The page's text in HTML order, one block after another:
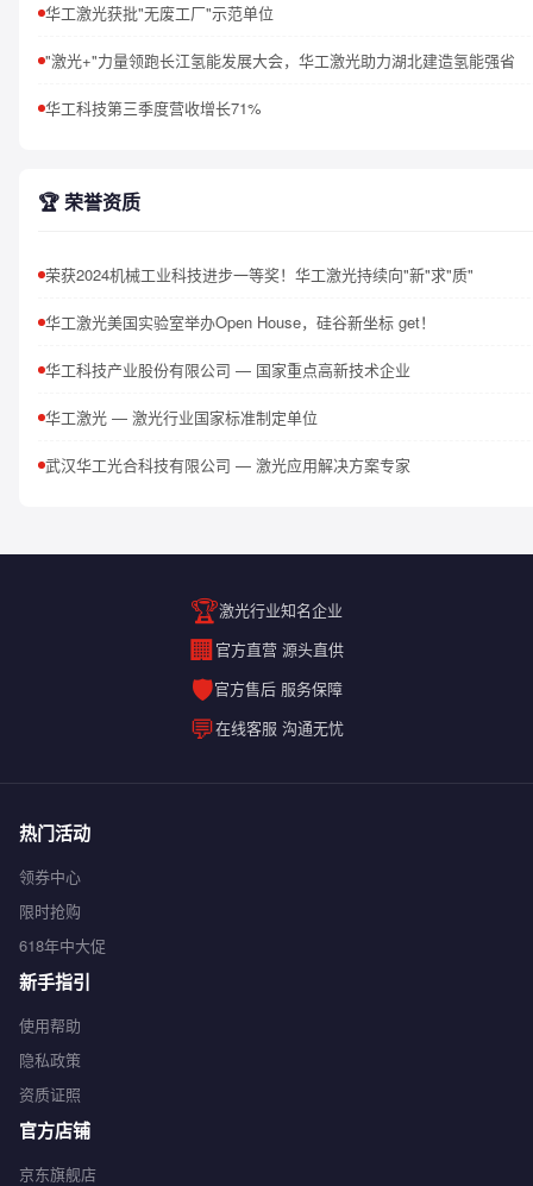
华工激光获批"无废工厂"示范单位
"激光+"力量领跑长江氢能发展大会，华工激光助力湖北建造氢能强省
华工科技第三季度营收增长71%
🏆 荣誉资质
荣获2024机械工业科技进步一等奖！华工激光持续向"新"求"质"
华工激光美国实验室举办Open House，硅谷新坐标 get！
华工科技产业股份有限公司 — 国家重点高新技术企业
华工激光 — 激光行业国家标准制定单位
武汉华工光合科技有限公司 — 激光应用解决方案专家
🏆激光行业知名企业
🏢官方直营 源头直供
🛡️官方售后 服务保障
💬在线客服 沟通无忧
热门活动
领券中心
限时抢购
618年中大促
新手指引
使用帮助
隐私政策
资质证照
官方店铺
京东旗舰店